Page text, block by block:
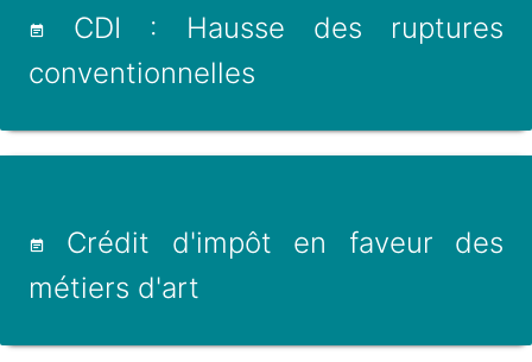
CDI : Hausse des ruptures
conventionnelles
Crédit d'impôt en faveur des
métiers d'art